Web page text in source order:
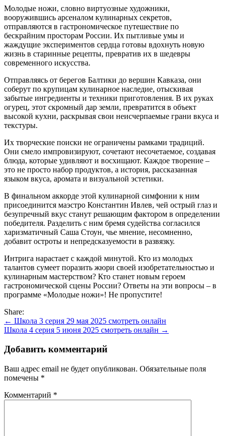
Молодые ножи, словно виртуозные художники,
вооружившись арсеналом кулинарных секретов,
отправляются в гастрономическое путешествие по
бескрайним просторам России. Их пытливые умы и
жаждущие экспериментов сердца готовы вдохнуть новую
жизнь в старинные рецепты, превратив их в шедевры
современного искусства.
Отправляясь от берегов Балтики до вершин Кавказа, они
соберут по крупицам кулинарное наследие, отыскивая
забытые ингредиенты и техники приготовления. В их руках
огурец, этот скромный дар земли, превратится в объект
высокой кухни, раскрывая свои неисчерпаемые грани вкуса и
текстуры.
Их творческие поиски не ограничены рамками традиций.
Они смело импровизируют, сочетают несочетаемое, создавая
блюда, которые удивляют и восхищают. Каждое творение –
это не просто набор продуктов, а история, рассказанная
языком вкуса, аромата и визуальной эстетики.
В финальном аккорде этой кулинарной симфонии к ним
присоединится маэстро Константин Ивлев, чей острый глаз и
безупречный вкус станут решающим фактором в определении
победителя. Разделить с ним бремя судейства согласился
харизматичный Саша Стоун, чье мнение, несомненно,
добавит остроты и непредсказуемости в развязку.
Интрига нарастает с каждой минутой. Кто из молодых
талантов сумеет поразить жюри своей изобретательностью и
кулинарным мастерством? Кто станет новым героем
гастрономической сцены России? Ответы на эти вопросы – в
программе «Молодые ножи»! Не пропустите!
Share:
Навигация
по
записям
← Школа 3 серия 29 мая 2025 смотреть онлайн
Школа 4 серия 5 июня 2025 смотреть онлайн →
Добавить комментарий
Ваш адрес email не будет опубликован. Обязательные поля
помечены *
Комментарий *